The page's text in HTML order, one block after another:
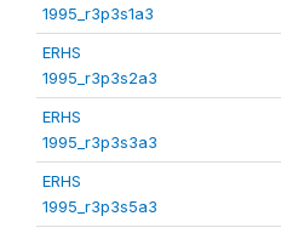
1995_r3p3s1a3
ERHS
1995_r3p3s2a3
ERHS
1995_r3p3s3a3
ERHS
1995_r3p3s5a3